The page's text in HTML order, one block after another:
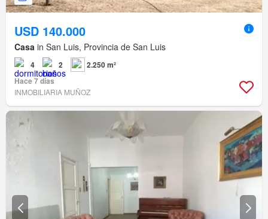
USD 140.000
Casa in San Luis, Provincia de San Luis
4 2
2.250 m²
Hace 7 días
INMOBILIARIA MUÑOZ